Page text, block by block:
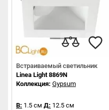
Встраиваемый светильник
Linea Light 8869N
Коллекция: Gypsum
В: 1.5 см Д: 12.5 см